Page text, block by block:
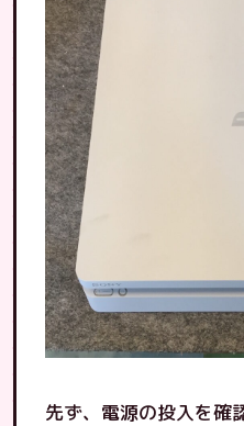
先ず、電源の投入を確